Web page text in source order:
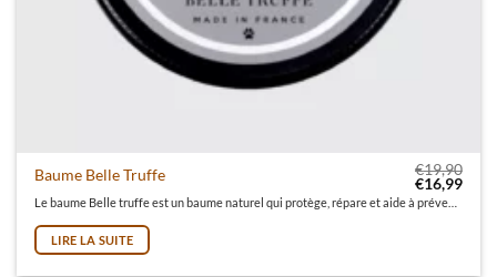
Baume Belle Truffe €19,90
Le prix
€16,99Le
LIRE LA SUITE